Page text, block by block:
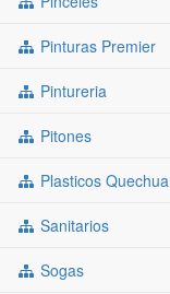
Pinturas Premier
Pintureria
Pitones
Plasticos Quechua
Sanitarios
Sogas